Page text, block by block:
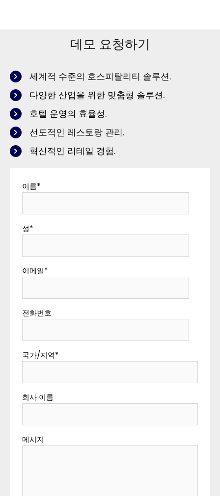
데모 요청하기
세계적 수준의 호스피탈리티 솔루션.
다양한 산업을 위한 맞춤형 솔루션.
호텔 운영의 효율성.
선도적인 레스토랑 관리.
혁신적인 리테일 경험.
이름*
성*
이메일*
전화번호
국가/지역*
회사 이름
메시지